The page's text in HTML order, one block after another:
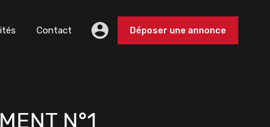
Contact Déposer une annonce
N°1